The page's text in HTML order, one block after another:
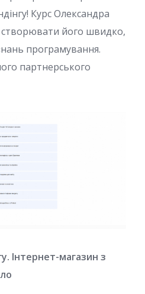
Курс Олександра
його швидко,
програмування.
партнерського
Інтернет-магазин з